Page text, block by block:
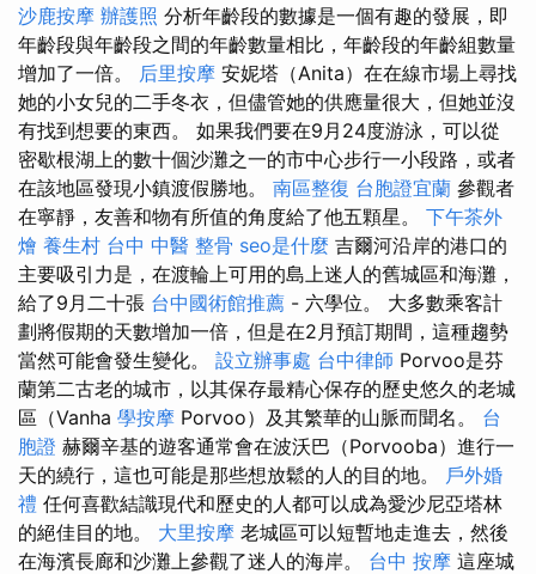
沙鹿按摩 辦護照 分析年齡段的數據是一個有趣的發展，即
年齡段與年齡段之間的年齡數量相比，年齡段的年齡組數量
增加了一倍。 后里按摩 安妮塔（Anita）在在線市場上尋找
她的小女兒的二手冬衣，但儘管她的供應量很大，但她並沒
有找到想要的東西。 如果我們要在9月24度游泳，可以從
密歇根湖上的數十個沙灘之一的市中心步行一小段路，或者
在該地區發現小鎮渡假勝地。 南區整復 台胞證宜蘭 參觀者
在寧靜，友善和物有所值的角度給了他五顆星。 下午茶外
燴 養生村 台中 中醫 整骨 seo是什麼 吉爾河沿岸的港口的
主要吸引力是，在渡輪上可用的島上迷人的舊城區和海灘，
給了9月二十張 台中國術館推薦 - 六學位。 大多數乘客計
劃將假期的天數增加一倍，但是在2月預訂期間，這種趨勢
當然可能會發生變化。 設立辦事處 台中律師 Porvoo是芬
蘭第二古老的城市，以其保存最精心保存的歷史悠久的老城
區（Vanha 學按摩 Porvoo）及其繁華的山脈而聞名。 台
胞證 赫爾辛基的遊客通常會在波沃巴（Porvooba）進行一
天的繞行，這也可能是那些想放鬆的人的目的地。 戶外婚
禮 任何喜歡結識現代和歷史的人都可以成為愛沙尼亞塔林
的絕佳目的地。 大里按摩 老城區可以短暫地走進去，然後
在海濱長廊和沙灘上參觀了迷人的海岸。 台中 按摩 這座城